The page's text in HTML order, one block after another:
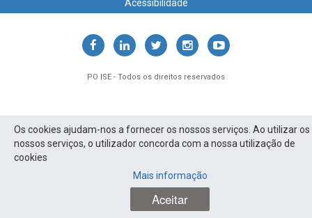
Os cookies ajudam-nos a fornecer os nossos serviços. Ao utilizar os
nossos serviços, o utilizador concorda com a nossa utilização de
cookies
Mais informação
Aceitar
Acessibilidade
PO ISE - Todos os direitos reservados